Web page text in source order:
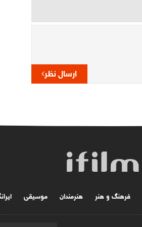
ارسال نظر
فرهنگ و هنر هنرمندان موسیقی